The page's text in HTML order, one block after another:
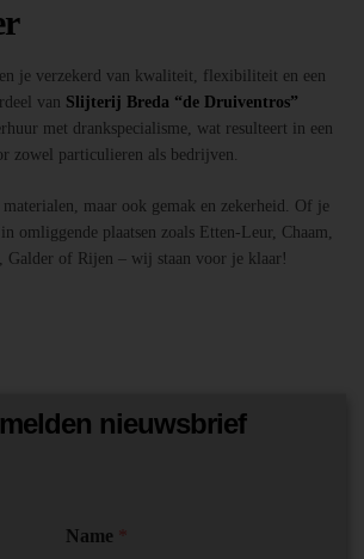
je verzekerd van kwaliteit, flexibiliteit en een
van Slijterij Breda “de Druiventros”
met drankspecialisme, wat resulteert in een
zowel particulieren als bedrijven.
maar ook gemak en zekerheid. Of je
omliggende plaatsen zoals Etten-Leur, Chaam,
Galder of Rijen – wij staan voor je klaar!
nieuwsbrief
Name